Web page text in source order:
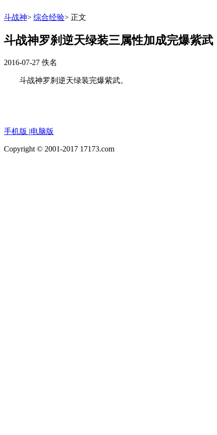
斗战神> 综合经验> 正文
斗战神罗刹逆天绿装三属性加成完爆紫武
2016-07-27 佚名
斗战神罗刹逆天绿装完爆紫武。
手机版 |电脑版
Copyright © 2001-2017 17173.com